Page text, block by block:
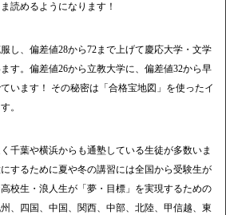
読めるようになります！
し、偏差値28から72まで上げて慶応大学・文学
す。偏差値26から立教大学に、偏差値32から早
います！ その秘密は「合格宝地図」を使ったイ
。
千葉や横浜からも通塾している生徒が多数いま
するために夏や冬の講習には全国から受験生が
校生・浪人生が「夢・目標」を実現するための
、四国、中国、関西、中部、北陸、甲信越、東